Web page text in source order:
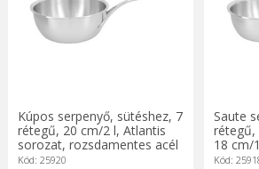
Kúpos serpenyő, sütéshez, 7
rétegű, 20 cm/2 l, Atlantis
sorozat, rozsdamentes acél
- Demeyere
Kód: 25920
Saute
rétegű,
18 cm/
Kód: